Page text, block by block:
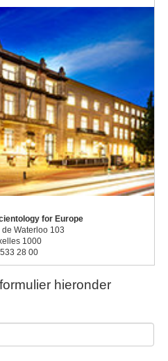
for Europe
de Waterloo 103
1000
28 00
hieronder